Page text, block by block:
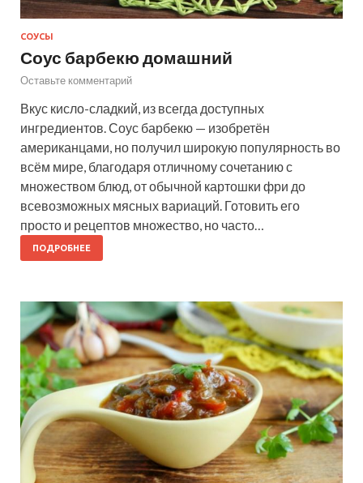
СОУСЫ
Соус барбекю домашний
Оставьте комментарий
Вкус кисло-сладкий, из всегда доступных
ингредиентов. Соус барбекю — изобретён
американцами, но получил широкую популярность во
всём мире, благодаря отличному сочетанию с
множеством блюд, от обычной картошки фри до
всевозможных мясных вариаций. Готовить его
просто и рецептов множество, но часто…
ПОДРОБНЕЕ